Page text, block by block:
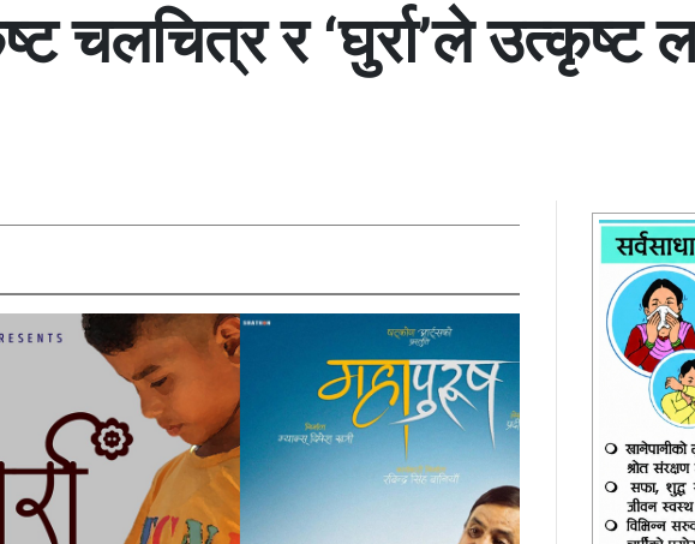
चलचित्र र ‘घुर्रा’ले